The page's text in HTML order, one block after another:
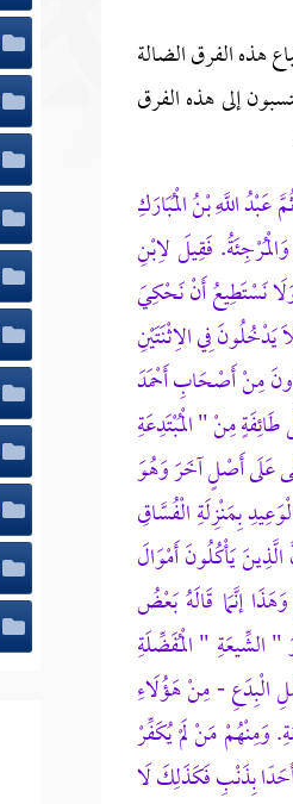
هذه الفرق الضالة
إلى هذه الفرق
اللَّهِ بْنُ الْمُبَارَكِ
فَقِيلَ لِابْنِ
نَسْتَطِيعُ أَنْ نَحْكِيَ
فِي الِاثْنَتَيْنِ
مِنْ أَصْحَابِ أَحْمَدَ
مِنْ " الْمُبْتَدِعَةِ
عَلَى أَصْلٍ آخَرَ وَهُوَ
بِمَنْزِلَةِ الْفُسَّاقِ
يَأْكُلُونَ أَمْوَالَ
إنَّمَا قَالَهُ بَعْضُ
" الشِّيعَةِ " الْمُفَضِّلَةِ
الْبِدَعِ - مِنْ هَؤُلَاءِ
وَمِنْهُمْ مَنْ لَمْ يُكَفِّرْ
بِذَنْبِ فَكَذَلِكَ لَا